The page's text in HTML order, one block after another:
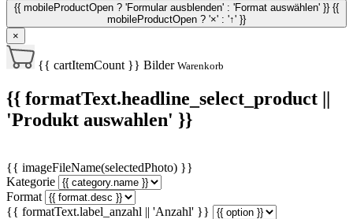
{{ mobileProductOpen ? 'Formular ausblenden' : 'Format auswählen' }} {{
mobileProductOpen ? '×' : '↑' }}
×
{{ cartItemCount }} Bilder Warenkorb
{{ formatText.headline_select_product ||
'Produkt auswahlen' }}
{{ imageFileName(selectedPhoto) }}
Kategorie
Format
{{ formatText.label_anzahl || 'Anzahl' }}